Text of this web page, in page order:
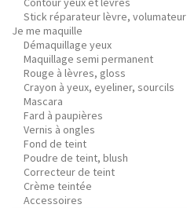
Stick réparateur lèvre, volumateur
Je me maquille
Démaquillage yeux
Maquillage semi permanent
Rouge à lèvres, gloss
Crayon à yeux, eyeliner, sourcils
Mascara
Fard à paupières
Vernis à ongles
Fond de teint
Poudre de teint, blush
Correcteur de teint
Crème teintée
Accessoires